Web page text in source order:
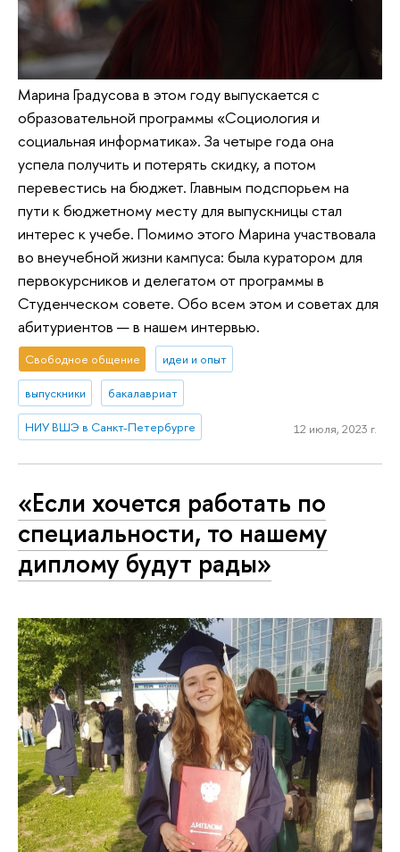
Марина Градусова в этом году выпускается с
образовательной программы «Социология и
социальная информатика». За четыре года она
успела получить и потерять скидку, а потом
перевестись на бюджет. Главным подспорьем на
пути к бюджетному месту для выпускницы стал
интерес к учебе. Помимо этого Марина участвовала
во внеучебной жизни кампуса: была куратором для
первокурсников и делегатом от программы в
Студенческом совете. Обо всем этом и советах для
абитуриентов — в нашем интервью.
Свободное общение идеи и опыт
выпускники бакалавриат
НИУ ВШЭ в Санкт-Петербурге 12 июля, 2023 г.
«Если хочется работать по
специальности, то нашему
диплому будут рады»